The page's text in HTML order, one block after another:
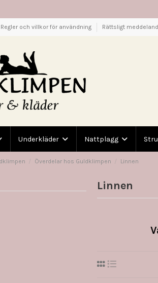
Regler och villkor för användning Rättsligt
Underkläder Nattplagg
Överdelar hos Guldklimpen Linnen
Linnen